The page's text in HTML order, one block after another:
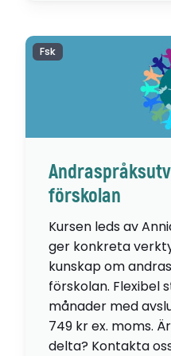
förskolan
Kursen leds av
ger konkreta
kunskap om
förskolan. Flexibel
månader med
749 kr ex. moms.
delta? Kontakta
Fsk